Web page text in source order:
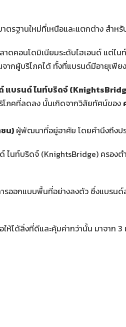
าตรฐานใหม่ที่เหนือและแตกต่าง สำ
าดคอนโดมิเนียมระดับไฮเอนด์ แต่
ากผู้บริโภคได้ ทั้งที่แบรนด์มีอายุเพีย
แบรนด์ ไนท์บริดจ์
โภคที่ลดลง นั้นเกิดจากวิสัยทัศน์ของ
น) ผู้พัฒนาที่อยู่อาศัย โดยคำนึงถึงป
ไนท์บริดจ์ (KnightsBridge) ครอ
อกแบบพื้นที่อย่างลงตัว ซึ่งแบรนด์
ห้ได้สิ่งที่ดีและคุ้มค่ากว่านั้น มาจาก